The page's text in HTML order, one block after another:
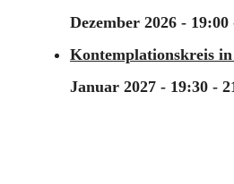
Dezember 2026 - 19:00
Kontemplationskreis
Januar 2027 - 19:30 -